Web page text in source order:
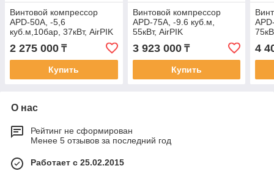
Винтовой компрессор
APD-50A, -5,6
куб.м,10бар, 37кВт, AirPIK
2 275 000 ₸
Купить
Винтовой компрессор
APD-75A, -9.6 куб.м,
55кВт, AirPIK
3 923 000₸
Купить
4
О нас
Рейтинг не сформирован
Менее 5 отзывов за последний год
Работает с 25.02.2015